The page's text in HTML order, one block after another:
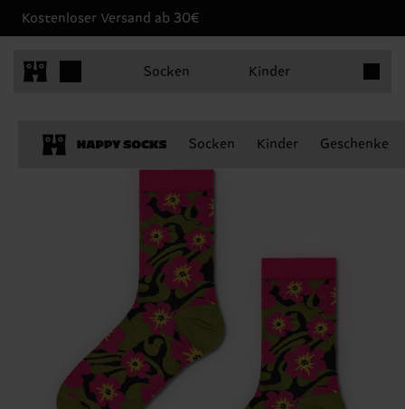
Kostenloser Versand ab 30€
Socken Kinder
Socken Kinder Geschenke